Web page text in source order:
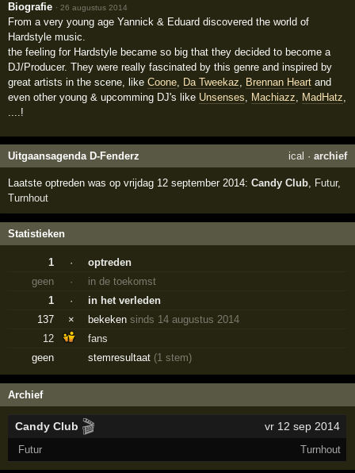
Biografie ·26 augustus 2014
From a very young age Yannick & Eduard discovered the world of
Hardstyle music.
the feeling for Hardstyle became so big that they decided to become a
DJ/Producer. They were really fascinated by this genre and inspired by
great artists in the scene, likeCoone, Da Tweekaz, Brennan Heart and
even other young & upcomming DJ's like Unsenses, Machiazz, MadHatz,
....!
Uitgaansagenda D-Fenderz ical · archief
Laatste optreden was op vrijdag 12 september 2014:Candy Club, Futur,
Turnhout
Statistieken
1 ·
optreden
geen
·
in de toekomst
1
·
in het verleden
137
× bekekensinds 14 augustus 2014
12
fans
geen
stemresultaat (1 stem)
Archief
Candy Club 🎬 vr 12 sep 2014
Futur Turnhout